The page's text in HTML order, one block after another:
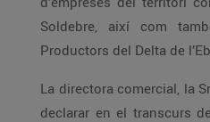
Soldebre, així com
Productors del Delta de
La directora comercial, la
declarar en el transcurs